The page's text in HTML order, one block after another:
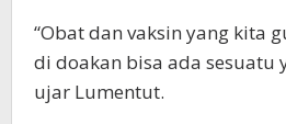
“Obat dan vaksin yang kita
di doakan bisa ada sesuatu
ujar Lumentut.